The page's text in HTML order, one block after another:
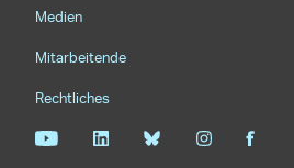
Medien
Mitarbeitende
Rechtliches